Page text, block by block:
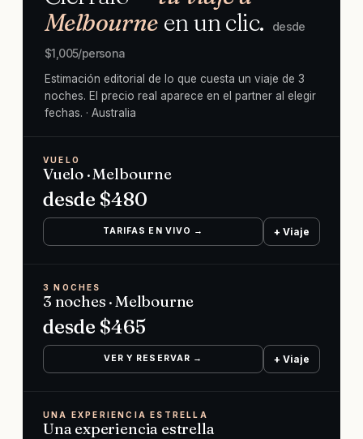
Melbourne en un clic.
desde
$1,005/persona
Estimación editorial de lo que cuesta un viaje de 3
noches. El precio real aparece en el partner al elegir
fechas. · Australia
VUELO
Vuelo · Melbourne
desde $480
TARIFAS EN VIVO → + Viaje
3 NOCHES
3 noches · Melbourne
desde $465
VER Y RESERVAR → + Viaje
UNA EXPERIENCIA ESTRELLA
Una experiencia estrella